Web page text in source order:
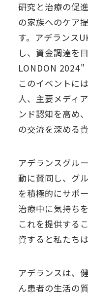
研究と治療の促
の家族へのケア
す。アデランス
し、資金調達を
LONDON 2024"
このイベントに
人、主要メディ
ンド認知を高め
の交流を深める
アデランスグル
動に賛同し、グ
を積極的にサポ
治療中に気持ち
これを提供する
資すると私たち
アデランスは、
ん患者の生活の